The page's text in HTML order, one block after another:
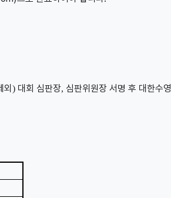
) 대회 심판장, 심판위원장 서명 후 대한수영